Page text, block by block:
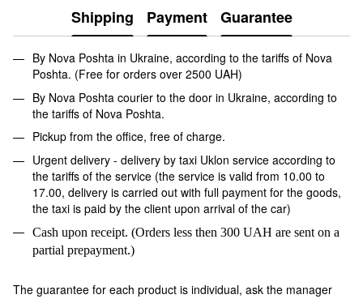
Shipping Payment Guarantee
By Nova Poshta in Ukraine, according to the tariffs of Nova
Poshta. (Free for orders over 2500 UAH)
By Nova Poshta courier to the door in Ukraine, according to
the tariffs of Nova Poshta.
Pickup from the office, free of charge.
Urgent delivery - delivery by taxi Uklon service according to
the tariffs of the service (the service is valid from 10.00 to
17.00, delivery is carried out with full payment for the goods,
the taxi is paid by the client upon arrival of the car)
Cash upon receipt. (Orders less then 300 UAH are sent on a
partial prepayment.)
The guarantee for each product is individual, ask the manager